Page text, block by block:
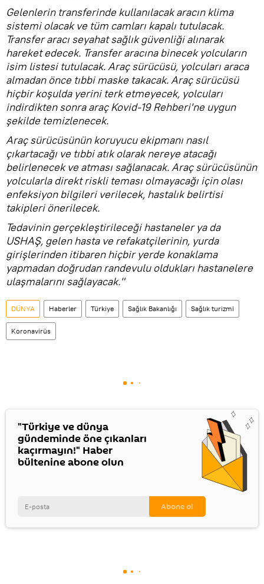
Gelenlerin transferinde kullanılacak aracın klima
sistemi olacak ve tüm camları kapalı tutulacak.
Transfer aracı seyahat sağlık güvenliği alınarak
hareket edecek. Transfer aracına binecek yolcuların
isim listesi tutulacak. Araç sürücüsü, yolcuları araca
almadan önce tıbbi maske takacak. Araç sürücüsü
hiçbir koşulda yerini terk etmeyecek, yolcuları
indirdikten sonra araç Kovid-19 Rehberi'ne uygun
şekilde temizlenecek.
Araç sürücüsünün koruyucu ekipmanı nasıl
çıkartacağı ve tıbbi atık olarak nereye atacağı
belirlenecek ve atması sağlanacak. Araç sürücüsünün
yolcularla direkt riskli teması olmayacağı için olası
enfeksiyon bilgileri verilecek, hastalık belirtisi
takipleri önerilecek.
Tedavinin gerçekleştirileceği hastaneler ya da
USHAŞ, gelen hasta ve refakatçilerinin, yurda
girişlerinden itibaren hiçbir yerde konaklama
yapmadan doğrudan randevulu oldukları hastanelere
ulaşmalarını sağlayacak."
DÜNYA Haberler Türkiye Sağlık Bakanlığı Sağlık turizmi
Koronavirüs
"Türkiye ve dünya
gündeminde öne çıkanları
kaçırmayın!" Haber
bültenine abone olun